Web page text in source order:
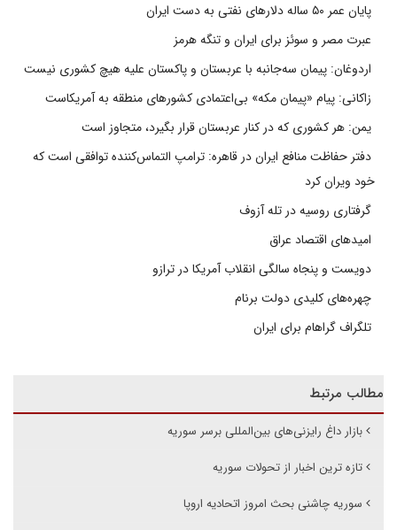
پایان عمر ۵۰ ساله دلارهای نفتی به دست ایران
عبرت مصر و سوئز برای ایران و تنگه هرمز
اردوغان: پیمان سه‌جانبه با عربستان و پاکستان علیه هیچ کشوری نیست
زاکانی: پیام «پیمان مکه» بی‌اعتمادی کشورهای منطقه به آمریکاست
یمن: هر کشوری که در کنار عربستان قرار بگیرد، متجاوز است
دفتر حفاظت منافع ایران در قاهره: ترامپ التماس‌کننده توافقی است که
خود ویران کرد
گرفتاری روسیه در تله آزوف
امیدهای اقتصاد عراق
دویست و پنجاه سالگی انقلاب آمریکا در ترازو
چهره‌های کلیدی دولت برنام
تلگراف گراهام برای ایران
مطالب مرتبط
بازار داغ رایزنی‌های بین‌المللی برسر سوریه
تازه ترین اخبار از تحولات سوریه
سوریه چاشنی بحث امروز اتحادیه اروپا